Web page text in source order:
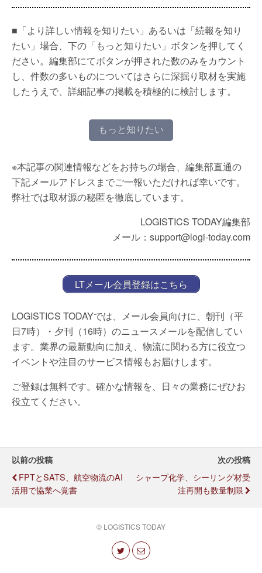
■「より詳しい情報を知りたい」あるいは「続報を知り
たい」場合、下の「もっと知りたい」ボタンを押してく
ださい。編集部にてボタンが押された数のみをカウント
し、件数の多いものについてはさらに深掘り取材を実施
したうえで、詳細記事の掲載を積極的に検討します。
もっと知りたい
※本記事の関連情報などをお持ちの場合、編集部直通の
下記メールアドレスまでご一報いただければ幸いです。
弊社では取材源の秘匿を徹底しています。
LOGISTICS TODAY編集部
メール：support@logi-today.com
LTメール会員登録はこちら
LOGISTICS TODAYでは、メール会員向けに、朝刊（平
日7時）・夕刊（16時）のニュースメールを配信してい
ます。業界の最新動向に加え、物流に関わる方に役立つ
イベントや注目のサービス情報もお届けします。
ご登録は無料です。確かな情報を、日々の業務にぜひお
役立てください。
以前の投稿
FPTとSATS、航空物流のAI
活用で協業へ覚書
次の投稿
シャープ化学、シーリング材受
注再開も数量制限
© LOGISTICS TODAY